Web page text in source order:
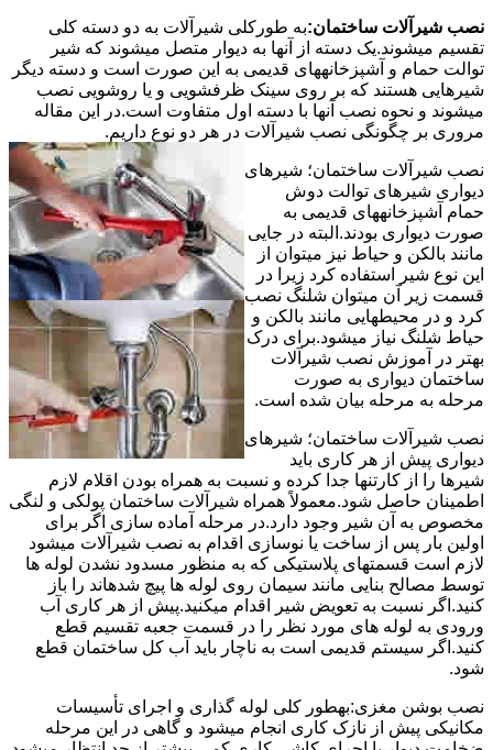
نصب شیرآلات ساختمان:به طورکلی شیرآلات به دو دسته کلی
تقسیم میشوند.یک دسته از آنها به دیوار متصل میشوند که شیر
توالت حمام و آشپزخانههای قدیمی به این صورت است و دسته دیگر
شیرهایی هستند که بر روی سینک ظرفشویی و یا روشویی نصب
میشوند و نحوه نصب آنها با دسته اول متفاوت است.در این مقاله
مروری بر چگونگی نصب شیرآلات در هر دو نوع داریم.
نصب شیرآلات ساختمان؛ شیرهای
دیواری شیرهای توالت دوش
حمام آشپزخانههای قدیمی به
صورت دیواری بودند.البته در جایی
مانند بالکن و حیاط نیز میتوان از
این نوع شیر استفاده کرد زیرا در
قسمت زیر آن میتوان شلنگ نصب
کرد و در محیطهایی مانند بالکن و
حیاط شلنگ نیاز میشود.برای درک
بهتر در آموزش نصب شیرآلات
ساختمان دیواری به صورت
مرحله به مرحله بیان شده است.
نصب شیرآلات ساختمان؛ شیرهای
دیواری پیش از هر کاری باید
شیرها را از کارتنها جدا کرده و نسبت به همراه بودن اقلام لازم
اطمینان حاصل شود.معمولاً همراه شیرآلات ساختمان پولکی و لنگی
مخصوص به آن شیر وجود دارد.در مرحله آماده سازی اگر برای
اولین بار پس از ساخت یا نوسازی اقدام به نصب شیرآلات میشود
لازم است قسمتهای پلاستیکی که به منظور مسدود نشدن لوله ها
توسط مصالح بنایی مانند سیمان روی لوله ها پیچ شدهاند را باز
کنید.اگر نسبت به تعویض شیر اقدام میکنید.پیش از هر کاری آب
ورودی به لوله های مورد نظر را در قسمت جعبه تقسیم قطع
کنید.اگر سیستم قدیمی است به ناچار باید آب کل ساختمان قطع
شود.
نصب بوشن مغزی:بهطور کلی لوله گذاری و اجرای تأسیسات
مکانیکی پیش از نازک کاری انجام میشود و گاهی در این مرحله